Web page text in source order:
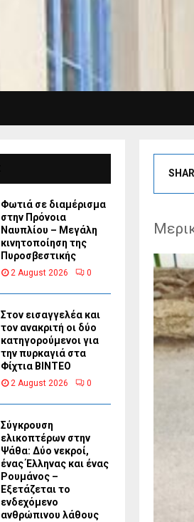
Φωτιά σε διαμέρισμα
στην Πρόνοια
Ναυπλίου – Μεγάλη
κινητοποίηση της
Πυροσβεστικής
2 August 2026 0
Στον εισαγγελέα και
τον ανακριτή οι δύο
κατηγορούμενοι για
την πυρκαγιά στα
Φίχτια ΒΙΝΤΕΟ
2 August 2026 0
Σύγκρουση
ελικοπτέρων στην
Ψάθα: Δύο νεκροί,
ένας Έλληνας και ένας
Ρουμάνος –
Εξετάζεται το
ενδεχόμενο
ανθρώπινου λάθους